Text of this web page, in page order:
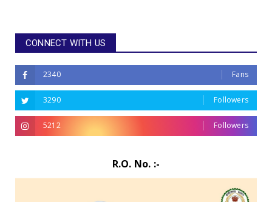
CONNECT WITH US
2340 Fans
3290 Followers
5212 Followers
R.O. No. :-